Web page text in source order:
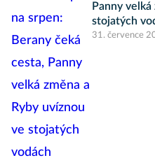
Panny
stojatých
31. července